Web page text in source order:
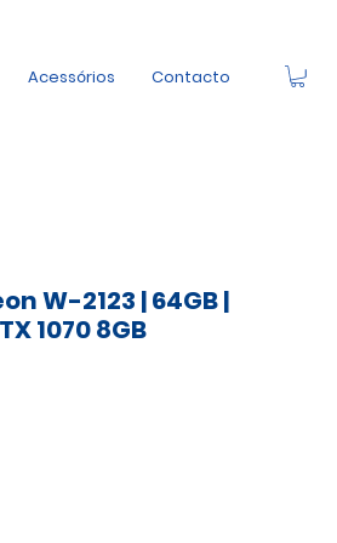
Acessórios Contacto
W-2123 | 64GB |
1070 8GB